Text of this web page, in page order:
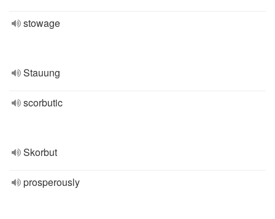
stowage
Stauung
scorbutic
Skorbut
prosperously